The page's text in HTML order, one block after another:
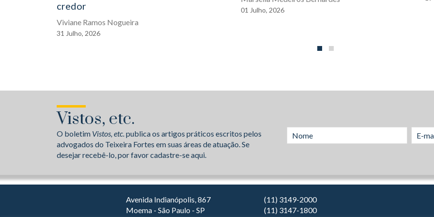
credor
Viviane Ramos Nogueira
31 Julho, 2026
01 Julho, 2026
Vistos, etc.
O boletim Vistos, etc.publica os artigos práticos escritos pelos
advogados do Teixeira Fortes em suas áreas de atuação. Se
desejar recebê-lo, por favor cadastre-se aqui.
Avenida Indianópolis, 867
Moema - São Paulo - SP
(11) 3149-2000
(11) 3147-1800